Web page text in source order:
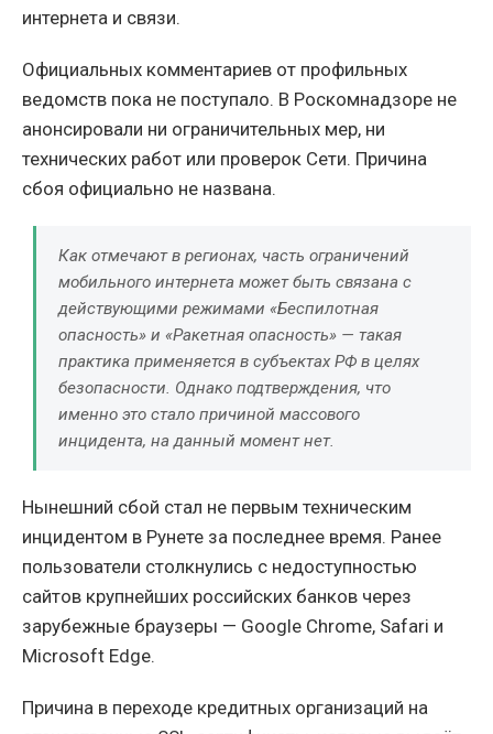
интернета и связи.
Официальных комментариев от профильных
ведомств пока не поступало. В Роскомнадзоре не
анонсировали ни ограничительных мер, ни
технических работ или проверок Сети. Причина
сбоя официально не названа.
Как отмечают в регионах, часть ограничений
мобильного интернета может быть связана с
действующими режимами «Беспилотная
опасность» и «Ракетная опасность» — такая
практика применяется в субъектах РФ в целях
безопасности. Однако подтверждения, что
именно это стало причиной массового
инцидента, на данный момент нет.
Нынешний сбой стал не первым техническим
инцидентом в Рунете за последнее время. Ранее
пользователи столкнулись с недоступностью
сайтов крупнейших российских банков через
зарубежные браузеры — Google Chrome, Safari и
Microsoft Edge.
Причина в переходе кредитных организаций на